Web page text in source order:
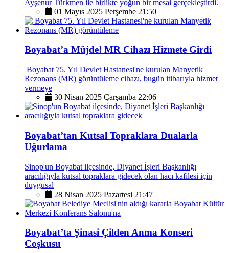
Ayşenur Türkmen ile birlikte yoğun bir mesai gerçekleştirdi.
01 Mayıs 2025 Perşembe 21:50
Boyabat’a Müjde! MR Cihazı Hizmete Girdi
Boyabat 75. Yıl Devlet Hastanesi'ne kurulan Manyetik
Rezonans (MR) görüntüleme cihazı, bugün itibarıyla hizmet
vermeye
30 Nisan 2025 Çarşamba 22:06
Boyabat’tan Kutsal Topraklara Dualarla
Uğurlama
Sinop'un Boyabat ilçesinde, Diyanet İşleri Başkanlığı
aracılığıyla kutsal topraklara gidecek olan hacı kafilesi için
duygusal
28 Nisan 2025 Pazartesi 21:47
Boyabat’ta Şinasi Çilden Anma Konseri
Coşkusu